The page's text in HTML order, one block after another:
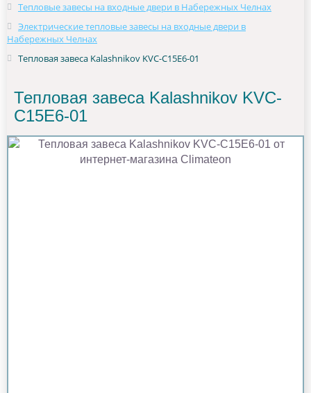
Тепловые завесы на входные двери в Набережных Челнах
Электрические тепловые завесы на входные двери в
Набережных Челнах
Тепловая завеса Kalashnikov KVС-C15E6-01
Тепловая завеса Kalashnikov KVС-
C15E6-01